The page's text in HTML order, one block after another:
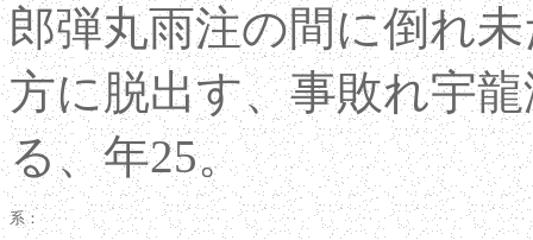
郎弾丸雨注の間に倒れ
方に脱出す、事敗れ宇
る、年25。
系：